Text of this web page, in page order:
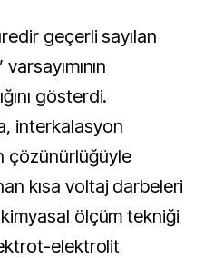
geçerli sayılan
varsayımının
gösterdi.
interkalasyon
çözünürlüğüyle
kısa voltaj darbeleri
ölçüm tekniği
elektrolit